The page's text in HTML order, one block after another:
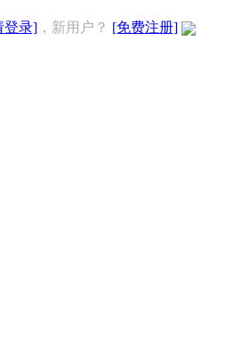
登录] ，新用户？ [免费注册]